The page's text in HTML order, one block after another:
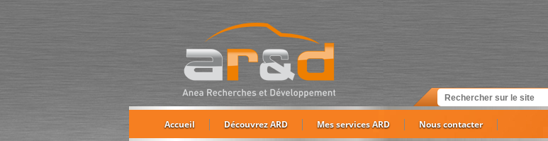
Accueil Découvrez ARD Mes services ARD Nous contacter